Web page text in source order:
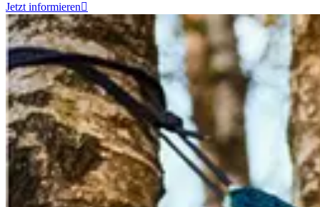
Jetzt informieren